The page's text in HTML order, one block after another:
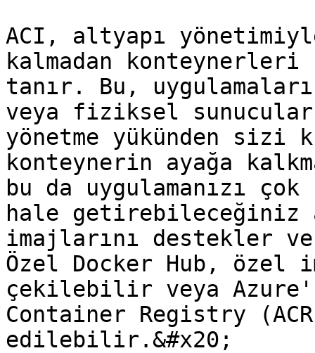
ACI, altyapı
kalmadan konteynerleri
tanır. Bu,
veya fiziksel
yönetme yükünden
konteynerin ayağa
bu da uygulamanızı
hale getirebileceğiniz
imajlarını destekler
Özel Docker Hub, özel
çekilebilir veya
Container Registry
edilebilir.&#x20;